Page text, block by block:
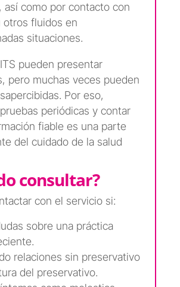
, así como por contacto con
otros fluidos en
situaciones.
pueden presentar
pero muchas veces pueden
Por eso,
periódicas y contar
fiable es una parte
del cuidado de la salud
consultar?
con el servicio si:
sobre una práctica
relaciones sin preservativo
del preservativo.